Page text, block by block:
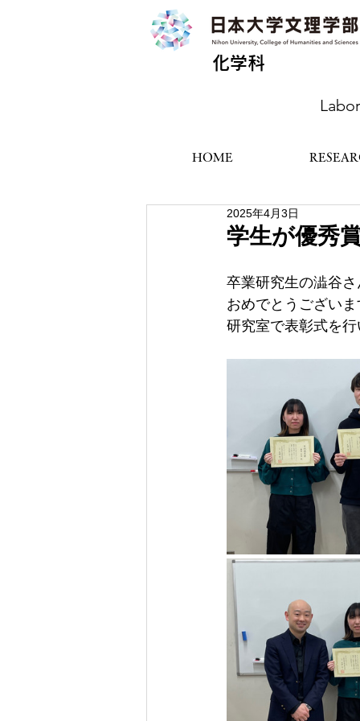
化学科
HOME
学生が優秀
2025年4月3日
卒業研究生の澁谷
おめでとうござい
研究室で表彰式を